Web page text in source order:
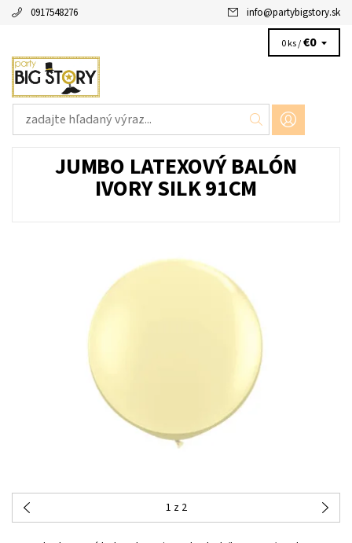
0917548276 info@partybigstory.sk
0 ks /€0
JUMBO LATEXOVÝ BALÓN
IVORY SILK 91CM
1 z 2